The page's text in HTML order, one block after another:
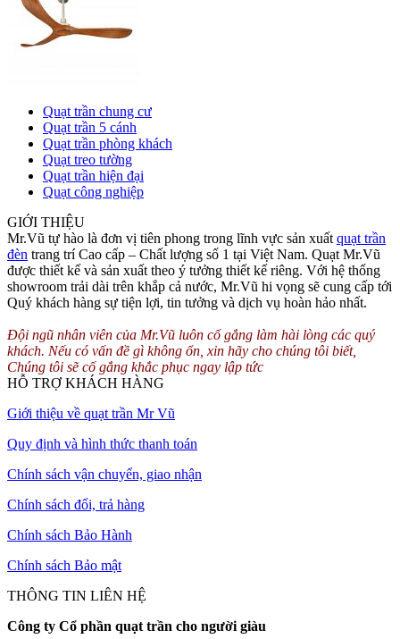
Quạt trần chung cư
Quạt trần 5 cánh
Quạt trần phòng khách
Quạt treo tường
Quạt trần hiện đại
Quạt công nghiệp
GIỚI THIỆU
Mr.Vũ tự hào là đơn vị tiên phong trong lĩnh vực sản xuất quạt trần
đèn trang trí Cao cấp – Chất lượng số 1 tại Việt Nam. Quạt Mr.Vũ
được thiết kế và sản xuất theo ý tưởng thiết kế riêng. Với hệ thống
showroom trải dài trên khắp cả nước, Mr.Vũ hi vọng sẽ cung cấp tới
Quý khách hàng sự tiện lợi, tin tưởng và dịch vụ hoàn hảo nhất.
Đội ngũ nhân viên của Mr.Vũ luôn cố gắng làm hài lòng các quý
khách. Nếu có vấn đề gì không ổn, xin hãy cho chúng tôi biết,
Chúng tôi sẽ cố gắng khắc phục ngay lập tức
HỖ TRỢ KHÁCH HÀNG
Giới thiệu về quạt trần Mr Vũ
Quy định và hình thức thanh toán
Chính sách vận chuyển, giao nhận
Chính sách đổi, trả hàng
Chính sách Bảo Hành
Chính sách Bảo mật
THÔNG TIN LIÊN HỆ
Công ty Cổ phần quạt trần cho người giàu